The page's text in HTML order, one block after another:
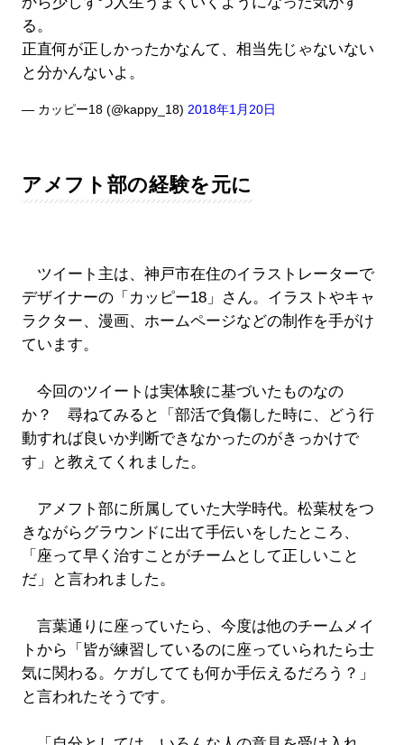
る。
正直何が正しかったかなんて、相当先じゃないない
と分かんないよ。
— カッピー18 (@kappy_18) 2018年1月20日
アメフト部の経験を元に
ツイート主は、神戸市在住のイラストレーターで
デザイナーの「カッピー18」さん。イラストやキャ
ラクター、漫画、ホームページなどの制作を手がけ
ています。
今回のツイートは実体験に基づいたものなの
か？ 尋ねてみると「部活で負傷した時に、どう行
動すれば良いか判断できなかったのがきっかけで
す」と教えてくれました。
アメフト部に所属していた大学時代。松葉杖をつ
きながらグラウンドに出て手伝いをしたところ、
「座って早く治すことがチームとして正しいこと
だ」と言われました。
言葉通りに座っていたら、今度は他のチームメイ
トから「皆が練習しているのに座っていられたら士
気に関わる。ケガしてても何か手伝えるだろう？」
と言われたそうです。